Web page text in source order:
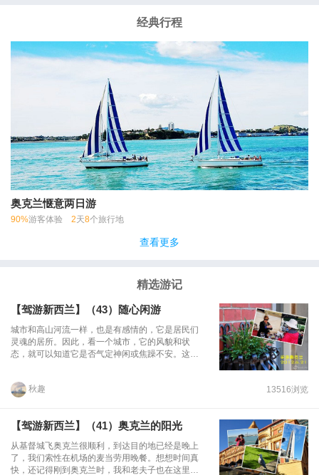
经典行程
奥克兰惬意两日游
90%游客体验 2天8个旅行地
查看更多
精选游记
【驾游新西兰】（43）随心闲游
城市和高山河流一样，也是有感情的，它是居民们
灵魂的居所。因此，看一个城市，它的风貌和状
态，就可以知道它是否气定神闲或焦躁不安。这是
点睛之笔说出了秋趣对奥克兰这座城市的满心感慨
身于这座繁华之都，所见所闻依然给我带来一股清
民，走到哪都能闻到这座城市彰显着的繁华不失优
雅的气息，品味到时尚与淡然相伴的城市人气质。
秋趣 13516浏览
【驾游新西兰】（41）奥克兰的阳光
从基督城飞奥克兰很顺利，到达目的地已经是晚上
了，我们索性在机场的麦当劳用晚餐。想想时间真
快，还记得刚到奥克兰时，我和老夫子也在这里用